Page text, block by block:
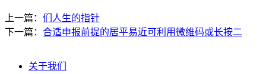
上一篇： 们人生的指针
下一篇： 合适申报前提的居平易近可利用微维码或长按二
关于我们